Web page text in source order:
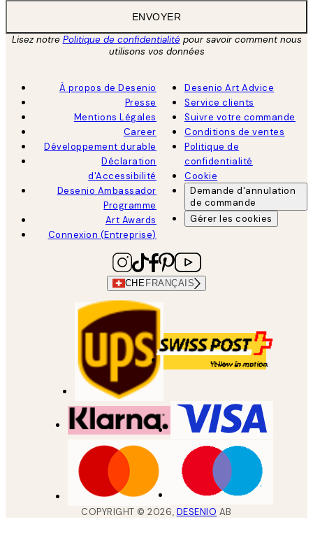
ENVOYER
Lisez notre Politique de confidentialitépour savoir comment nous
utilisons vos données
À propos de Desenio
Presse
Mentions Légales
Career
Développement durable
Déclaration
d'Accessibilité
Desenio Ambassador
Programme
Art Awards
Connexion (Entreprise)
Desenio Art Advice
Service clients
Suivre votre commande
Conditions de ventes
Politique de
confidentialité
Cookie
Demande d'annulation
de commande
Gérer les cookies
CHE FRANÇAIS
COPYRIGHT ©2026, DESENIO AB